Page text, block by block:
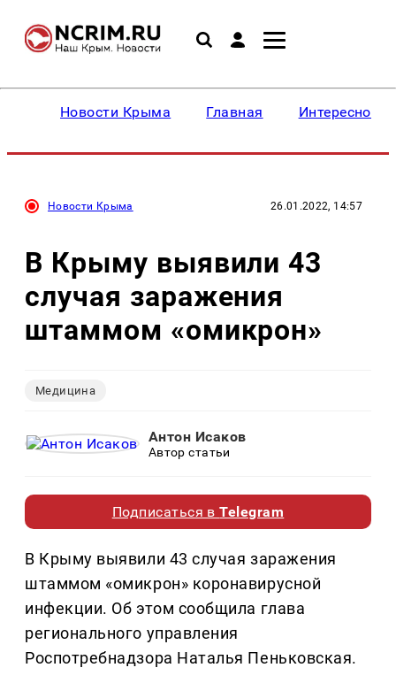
Новости Крыма Главная Интересное
Новости Крыма 26.01.2022, 14:57
В Крыму выявили 43
случая заражения
штаммом «омикрон»
Медицина
Антон Исаков
Автор статьи
Подписаться вTelegram
В Крыму выявили 43 случая заражения
штаммом «омикрон» коронавирусной
инфекции. Об этом сообщила глава
регионального управления
Роспотребнадзора Наталья Пеньковская.